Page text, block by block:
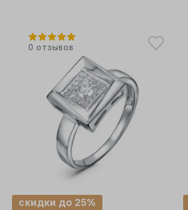
0 отзывов
скидки до 25%